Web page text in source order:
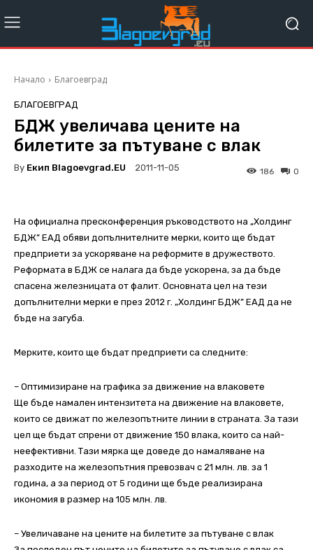
Начало Благоевград
БЛАГОЕВГРАД
БДЖ увеличава цените на
билетите за пътуване с влак
By Екип Blagoevgrad.EU 2011-11-05 0
186
На официална пресконференция ръководството на „Холдинг
БДЖ” ЕАД обяви допълнителните мерки, които ще бъдат
предприети за ускоряване на реформите в дружеството.
Реформата в БДЖ се налага да бъде ускорена, за да бъде
спасена железницата от фалит. Основната цел на тези
допълнителни мерки е през 2012 г. „Холдинг БДЖ” ЕАД да не
бъде на загуба.
Мерките, които ще бъдат предприети са следните:
– Оптимизиране на графика за движение на влаковете
Ще бъде намален интензитета на движение на влаковете,
които се движат по железопътните линии в страната. За тази
цел ще бъдат спрени от движение 150 влака, които са най-
неефективни. Тази мярка ще доведе до намаляване на
разходите на железопътния превозвач с 21 млн. лв. за 1
година, а за период от 5 години ще бъде реализирана
икономия в размер на 105 млн. лв.
– Увеличаване на цените на билетите за пътуване с влак